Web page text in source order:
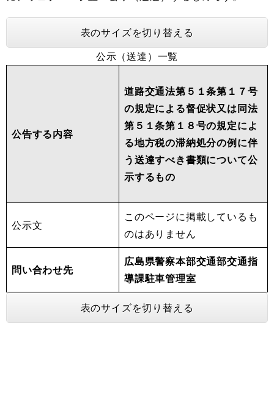
表のサイズを切り替える
公示（送達）一覧
公告する内容
道路交通法第５１条第１７号
の規定による督促状又は同法
第５１条第１８号の規定によ
る地方税の滞納処分の例に伴
う送達すべき書類について公
示するもの
公示文
このページに掲載しているも
のはありません
問い合わせ先
広島県警察本部交通部交通指
導課駐車管理室
表のサイズを切り替える